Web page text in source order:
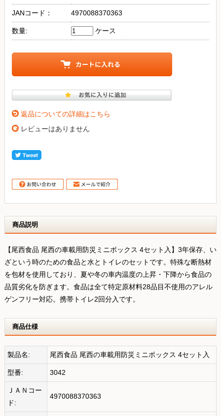
JANコード： 4970088370363
数量: ケース
返品についての詳細はこちら
レビューはありません
商品説明
【尾西食品 尾西の車載用防災ミニボックス 4セット入】3年保存、い
ざという時のための食品と水とトイレのセットです。特殊な断熱材
を包材を使用しており、夏や冬の車内温度の上昇・下降から食品の
品質劣化を防ぎます。食品は全て特定原材料28品目不使用のアレル
ゲンフリー対応。携帯トイレ2回分入です。
商品仕様
製品名: 尾西食品 尾西の車載用防災ミニボックス 4セット入
型番: 3042
ＪＡＮコー
ド:
4970088370363